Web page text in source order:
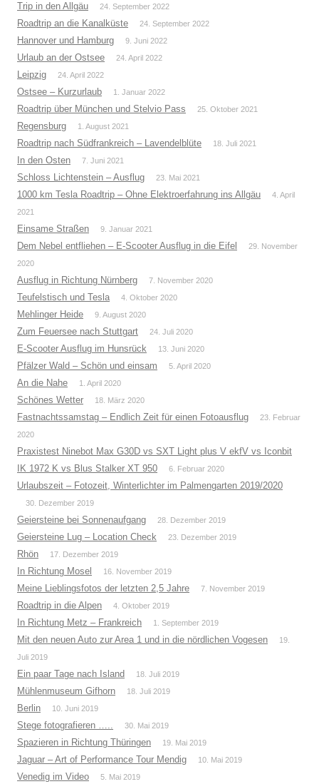
Trip in den Allgäu 24. September 2022
Roadtrip an die Kanalküste 24. September 2022
Hannover und Hamburg 9. Juni 2022
Urlaub an der Ostsee 24. April 2022
Leipzig 24. April 2022
Ostsee – Kurzurlaub 1. Januar 2022
Roadtrip über München und Stelvio Pass 25. Oktober 2021
Regensburg 1. August 2021
Roadtrip nach Südfrankreich – Lavendelblüte 18. Juli 2021
In den Osten 7. Juni 2021
Schloss Lichtenstein – Ausflug 23. Mai 2021
1000 km Tesla Roadtrip – Ohne Elektroerfahrung ins Allgäu
4. April
2021
Einsame Straßen 9. Januar 2021
Dem Nebel entfliehen – E-Scooter Ausflug in die Eifel
29. November
2020
Ausflug in Richtung Nürnberg 7. November 2020
Teufelstisch und Tesla 4. Oktober 2020
Mehlinger Heide 9. August 2020
Zum Feuersee nach Stuttgart 24. Juli 2020
E-Scooter Ausflug im Hunsrück 13. Juni 2020
Pfälzer Wald – Schön und einsam 5. April 2020
An die Nahe 1. April 2020
Schönes Wetter 18. März 2020
Fastnachtssamstag – Endlich Zeit für einen Fotoausflug
23. Februar
2020
Praxistest Ninebot Max G30D vs SXT Light plus V ekfV vs Iconbit
IK 1972 K vs Blus Stalker XT 950
6. Februar 2020
Urlaubszeit – Fotozeit, Winterlichter im Palmengarten 2019/2020
30. Dezember 2019
Geiersteine bei Sonnenaufgang 28. Dezember 2019
Geiersteine Lug – Location Check 23. Dezember 2019
Rhön 17. Dezember 2019
In Richtung Mosel 16. November 2019
Meine Lieblingsfotos der letzten 2,5 Jahre 7. November 2019
Roadtrip in die Alpen 4. Oktober 2019
In Richtung Metz – Frankreich 1. September 2019
Mit den neuen Auto zur Area 1 und in die nördlichen Vogesen
19.
Juli 2019
Ein paar Tage nach Island 18. Juli 2019
Mühlenmuseum Gifhorn 18. Juli 2019
Berlin 10. Juni 2019
Stege fotografieren ….. 30. Mai 2019
Spazieren in Richtung Thüringen 19. Mai 2019
Jaguar – Art of Performance Tour Mendig 10. Mai 2019
Venedig im Video 5. Mai 2019